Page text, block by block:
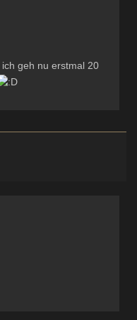
geh nu erstmal 20